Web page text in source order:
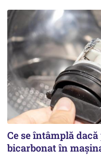
Ce se întâmplă
bicarbonat în